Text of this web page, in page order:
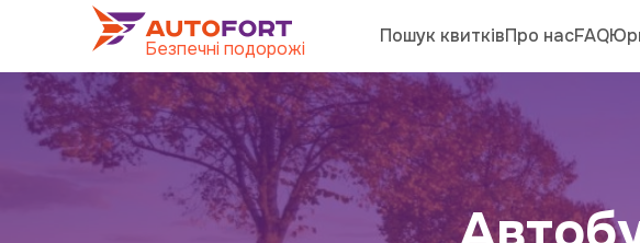
Безпечні подорожі
Пошук квитківПро насFAQ